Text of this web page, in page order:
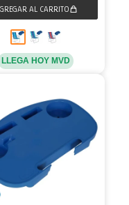
LLEGA HOY MVD